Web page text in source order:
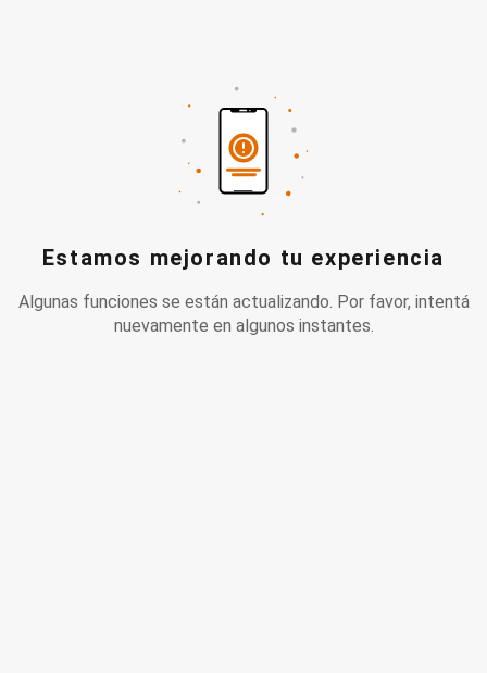
Estamos mejorando tu experiencia
Algunas funciones se están actualizando. Por favor, intentá
nuevamente en algunos instantes.